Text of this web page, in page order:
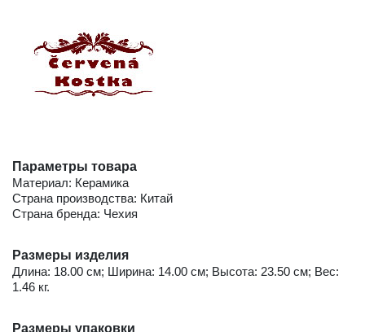
Параметры товара
Материал: Керамика
Страна производства: Китай
Страна бренда: Чехия
Размеры изделия
Длина: 18.00 см; Ширина: 14.00 см; Высота: 23.50 см; Вес:
1.46 кг.
Размеры упаковки